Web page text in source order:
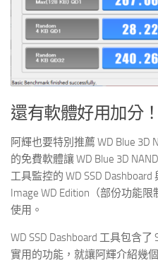
還有軟體好用加分！
阿輝也要特別推薦 WD Blue 3D
的免費軟體讓 WD Blue 3D
工具監控的 WD SSD
Image WD Edition（部份功能
使用。
WD SSD Dashboard 工具包含
實用的功能，就讓阿輝介紹幾